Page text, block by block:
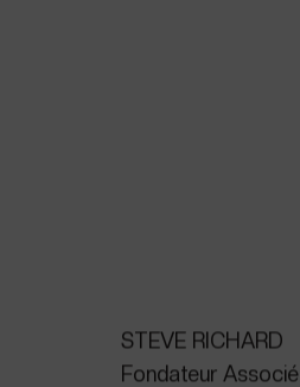
STEVE RICHARD
Fondateur Associé